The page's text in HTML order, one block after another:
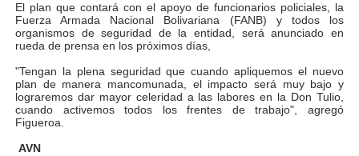
Expertos inspeccionan espacios del OAN para la
El plan que contará con el apoyo de funcionarios policiales, la
Fuerza Armada Nacional Bolivariana (FANB) y todos los
organismos de seguridad de la entidad, será anunciado en
rueda de prensa en los próximos días,
"Tengan la plena seguridad que cuando apliquemos el nuevo
plan de manera mancomunada, el impacto será muy bajo y
lograremos dar mayor celeridad a las labores en la Don Tulio,
cuando activemos todos los frentes de trabajo", agregó
Figueroa.
AVN